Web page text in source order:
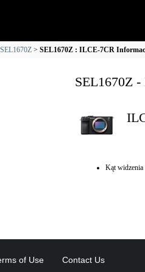
SEL1670Z : ILCE-7CR
SEL1670Z
Kąt widzenia
of Use Contact Us